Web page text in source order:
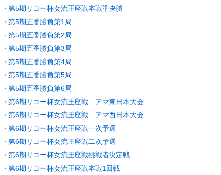
第5期リコー杯女流王座戦本戦準決勝
第5期五番勝負第1局
第5期五番勝負第2局
第5期五番勝負第3局
第5期五番勝負第4局
第5期五番勝負第5局
第5期五番勝負第6局
第6期リコー杯女流王座戦 アマ東日本大会
第6期リコー杯女流王座戦 アマ西日本大会
第6期リコー杯女流王座戦一次予選
第6期リコー杯女流王座戦二次予選
第6期リコー杯女流王座戦挑戦者決定戦
第6期リコー杯女流王座戦本戦1回戦